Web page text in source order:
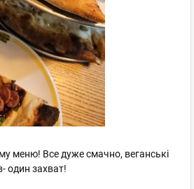
меню! Все дуже смачно, веганські
один захват!